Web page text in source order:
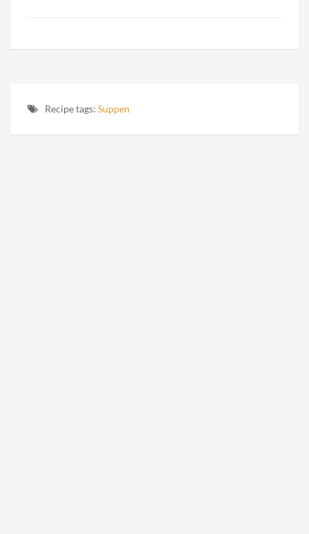
Recipe tags: Suppen